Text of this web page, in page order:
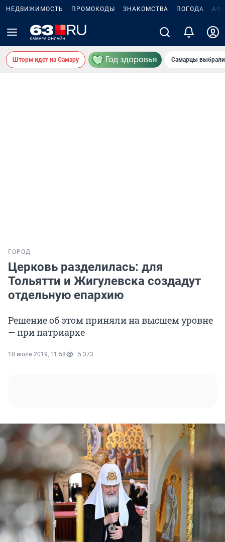
НЕДВИЖИМОСТЬ ПРОМОКОДЫ ЗНАКОМСТВА ПОГОДА
Шторм идет на Самару Самарцы
ГОРОД
Церковь разделилась: для
Тольятти и Жигулевска создадут
отдельную епархию
Решение об этом приняли на высшем уровне
— при патриархе
10 июля 2019, 11:58 5 373